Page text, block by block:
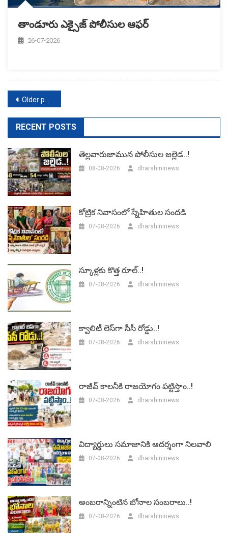
తాండూరు ఎక్సైజ్ పోలీసుల ఆఫర్
26-07-2026
Posts
navigation
Older posts
RECENT POSTS
తెల్లవారుజామున పోలీసుల జల్లెడ..!
08-08-2026 dharshininews
కోట్రిక నివాసంలో స్నేహితుల సందడి
07-08-2026 dharshininews
స్కూళ్లకు కొత్త రూల్..!
07-08-2026 dharshininews
క్వాలిటీ లెస్‌గా సీసీ రోడ్డు..!
07-08-2026 dharshininews
రాజీవ్ కాలనీకి రాజయోగం పట్టిస్తాం..!
07-08-2026 dharshininews
విద్యార్థులు సమాజానికి ఆదర్శంగా నిలవాలి
07-08-2026 dharshininews
అంబరాన్నింటిన బోనాల సంబరాలు..!
07-08-2026 dharshininews